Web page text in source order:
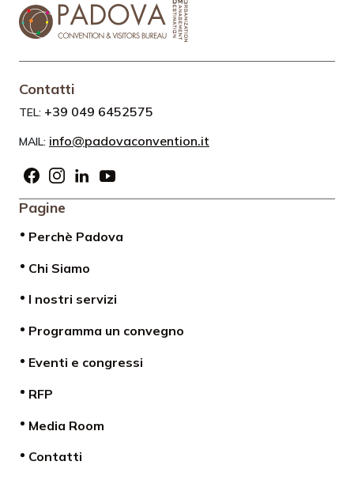
Contatti
TEL: +39 049 6452575
MAIL: info@padovaconvention.it
Pagine
Perchè Padova
Chi Siamo
I nostri servizi
Programma un convegno
Eventi e congressi
RFP
Media Room
Contatti